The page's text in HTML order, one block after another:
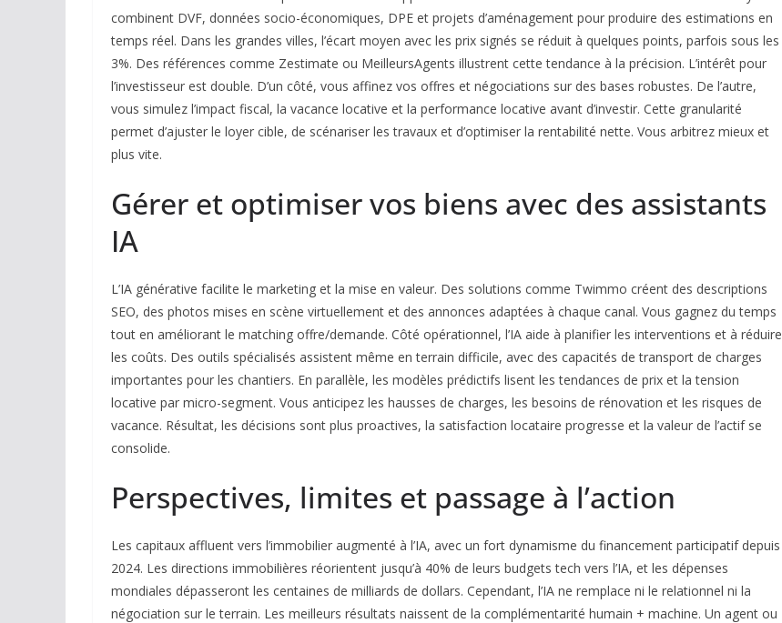
combinent DVF, données socio-économiques, DPE et projets d’aménagement pour produire des estimations en
temps réel. Dans les grandes villes, l’écart moyen avec les prix signés se réduit à quelques points, parfois sous les
3%. Des références comme Zestimate ou MeilleursAgents illustrent cette tendance à la précision. L’intérêt pour
l’investisseur est double. D’un côté, vous affinez vos offres et négociations sur des bases robustes. De l’autre,
vous simulez l’impact fiscal, la vacance locative et la performance locative avant d’investir. Cette granularité
permet d’ajuster le loyer cible, de scénariser les travaux et d’optimiser la rentabilité nette. Vous arbitrez mieux et
plus vite.
Gérer et optimiser vos biens avec des assistants
IA
L’IA générative facilite le marketing et la mise en valeur. Des solutions comme Twimmo créent des descriptions
SEO, des photos mises en scène virtuellement et des annonces adaptées à chaque canal. Vous gagnez du temps
tout en améliorant le matching offre/demande. Côté opérationnel, l’IA aide à planifier les interventions et à réduire
les coûts. Des outils spécialisés assistent même en terrain difficile, avec des capacités de transport de charges
importantes pour les chantiers. En parallèle, les modèles prédictifs lisent les tendances de prix et la tension
locative par micro-segment. Vous anticipez les hausses de charges, les besoins de rénovation et les risques de
vacance. Résultat, les décisions sont plus proactives, la satisfaction locataire progresse et la valeur de l’actif se
consolide.
Perspectives, limites et passage à l’action
Les capitaux affluent vers l’immobilier augmenté à l’IA, avec un fort dynamisme du financement participatif depuis
2024. Les directions immobilières réorientent jusqu’à 40% de leurs budgets tech vers l’IA, et les dépenses
mondiales dépasseront les centaines de milliards de dollars. Cependant, l’IA ne remplace ni le relationnel ni la
négociation sur le terrain. Les meilleurs résultats naissent de la complémentarité humain + machine. Un agent ou